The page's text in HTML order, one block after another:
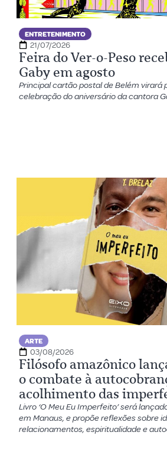
ENTRETENIMENTO
21/07/2026
Feira do Ver-o-Peso
Gaby em agosto
Principal cartão postal de Belém virará
celebração do aniversário da cantora
ARTE
03/08/2026
Filósofo amazônico
o combate à
acolhimento das
Livro ‘O Meu Eu Imperfeito’ será
em Manaus, e propõe reflexões sobre
relacionamentos, espiritualidade e